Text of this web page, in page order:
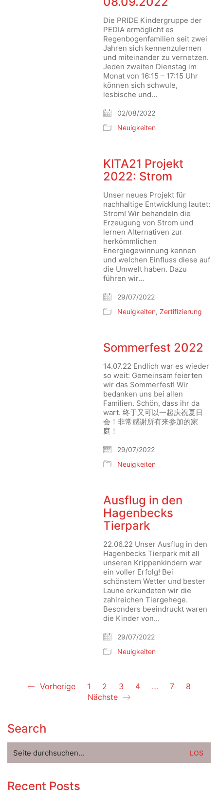
Die PRIDE Kindergruppe der
PEDIA ermöglicht es
Regenbogenfamilien seit zwei
Jahren sich kennenzulernen
und miteinander zu vernetzen.
Jeden zweiten Dienstag im
Monat von 16:15 – 17:15 Uhr
können sich schwule,
lesbische und…
02/08/2022
Neuigkeiten
KITA21 Projekt
2022: Strom
Unser neues Projekt für
nachhaltige Entwicklung lautet:
Strom! Wir behandeln die
Erzeugung von Strom und
lernen Alternativen zur
herkömmlichen
Energiegewinnung kennen
und welchen Einfluss diese auf
die Umwelt haben. Dazu
führen wir…
29/07/2022
Neuigkeiten,Zertifizierung
Sommerfest 2022
14.07.22 Endlich war es wieder
so weit: Gemeinsam feierten
wir das Sommerfest! Wir
bedanken uns bei allen
Familien. Schön, dass ihr da
wart. 终于又可以一起庆祝夏日
会！非常感谢所有来参加的家
庭！
29/07/2022
Neuigkeiten
Ausflug in den
Hagenbecks
Tierpark
22.06.22 Unser Ausflug in den
Hagenbecks Tierpark mit all
unseren Krippenkindern war
ein voller Erfolg! Bei
schönstem Wetter und bester
Laune erkundeten wir die
zahlreichen Tiergehege.
Besonders beeindruckt waren
die Kinder von…
29/07/2022
Neuigkeiten
Vorherige 1 2 3 4 … 7
8
Nächste
Search
nach:
Recent Posts